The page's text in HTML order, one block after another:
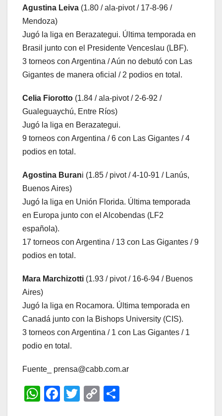
Agustina Leiva (1.80 / ala-pivot / 17-8-96 /
Mendoza)
Jugó la liga en Berazategui. Última temporada en
Brasil junto con el Presidente Venceslau (LBF).
3 torneos con Argentina / Aún no debutó con Las
Gigantes de manera oficial / 2 podios en total.
Celia Fiorotto (1.84 / ala-pivot / 2-6-92 /
Gualeguaychú, Entre Ríos)
Jugó la liga en Berazategui.
9 torneos con Argentina / 6 con Las Gigantes / 4
podios en total.
Agostina Burani (1.85 / pivot / 4-10-91 / Lanús,
Buenos Aires)
Jugó la liga en Unión Florida. Última temporada
en Europa junto con el Alcobendas (LF2
española).
17 torneos con Argentina / 13 con Las Gigantes / 9
podios en total.
Mara Marchizotti (1.93 / pivot / 16-6-94 / Buenos
Aires)
Jugó la liga en Rocamora. Última temporada en
Canadá junto con la Bishops University (CIS).
3 torneos con Argentina / 1 con Las Gigantes / 1
podio en total.
Fuente_ prensa@cabb.com.ar
W
F
T
C